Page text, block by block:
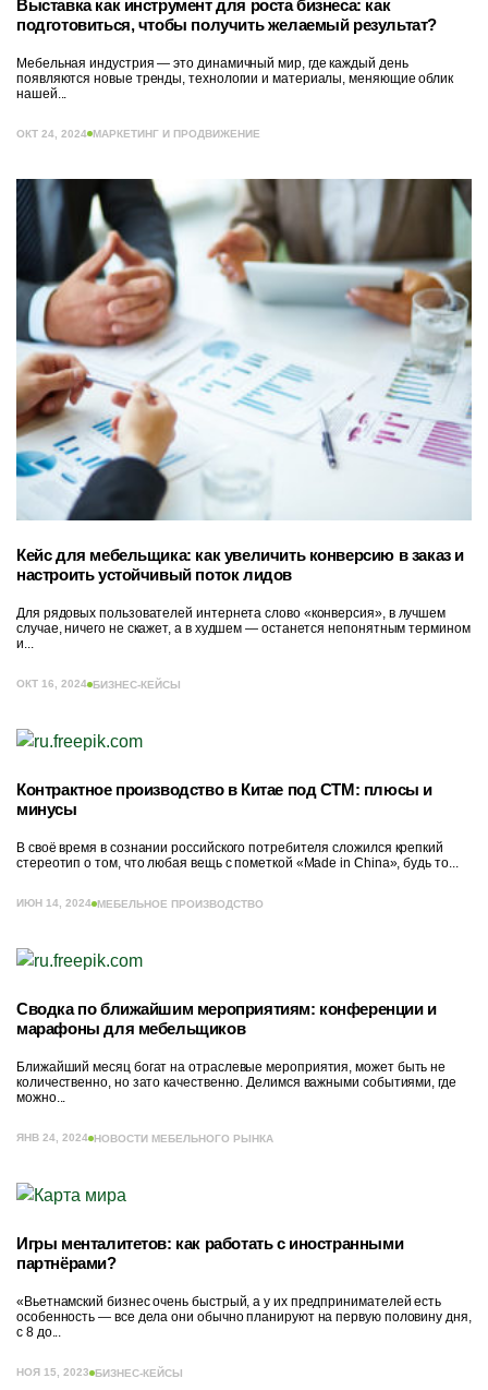
Выставка как инструмент для роста бизнеса: как
подготовиться, чтобы получить желаемый результат?
Мебельная индустрия — это динамичный мир, где каждый день
появляются новые тренды, технологии и материалы, меняющие облик
нашей...
ОКТ 24, 2024 МАРКЕТИНГ И ПРОДВИЖЕНИЕ
Кейс для мебельщика: как увеличить конверсию в заказ и
настроить устойчивый поток лидов
Для рядовых пользователей интернета слово «конверсия», в лучшем
случае, ничего не скажет, а в худшем — останется непонятным термином
и...
ОКТ 16, 2024 БИЗНЕС-КЕЙСЫ
Контрактное производство в Китае под СТМ: плюсы и
минусы
В своё время в сознании российского потребителя сложился крепкий
стереотип о том, что любая вещь с пометкой «Made in China», будь то...
ИЮН 14, 2024 МЕБЕЛЬНОЕ ПРОИЗВОДСТВО
Сводка по ближайшим мероприятиям: конференции и
марафоны для мебельщиков
Ближайший месяц богат на отраслевые мероприятия, может быть не
количественно, но зато качественно. Делимся важными событиями, где
можно...
ЯНВ 24, 2024 НОВОСТИ МЕБЕЛЬНОГО РЫНКА
Игры менталитетов: как работать с иностранными
партнёрами?
«Вьетнамский бизнес очень быстрый, а у их предпринимателей есть
особенность — все дела они обычно планируют на первую половину дня,
с 8 до...
НОЯ 15, 2023 БИЗНЕС-КЕЙСЫ